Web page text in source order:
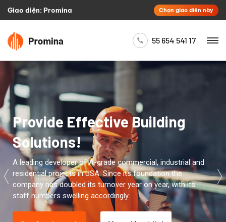
Giao diện: Promina Chọn giao diện này